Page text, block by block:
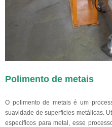
Polimento de metais
O polimento de metais é um
suavidade de superfícies metálicas.
específicos para metal, esse